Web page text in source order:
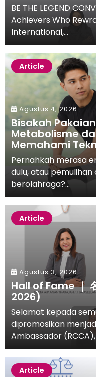
BE THE LEGEND
Achievers Who
International,...
Article
Agustus 4, 2026
Bisakah
Metabolisme
Memahami
Pernahkah merasa
dulu, atau
berolahraga?...
Article
Agustus 3, 2026
Hall of Fame ｜
2026)
Selamat kepada
dipromosikan
Ambassador
Article